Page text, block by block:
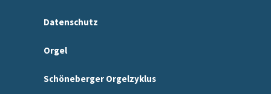
Datenschutz
Orgel
Schöneberger Orgelzyklus